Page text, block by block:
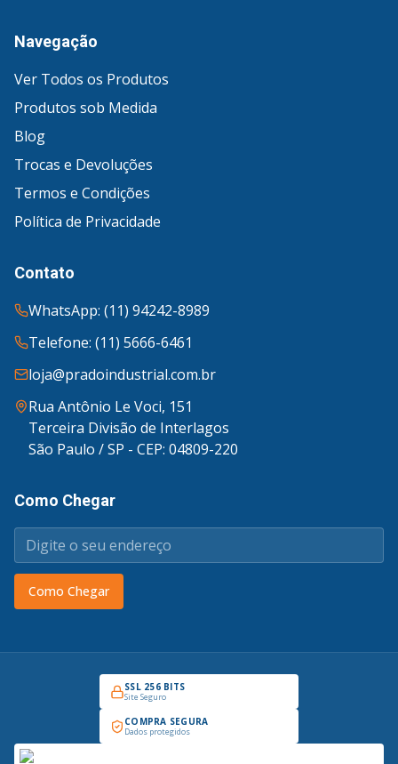
Navegação
Ver Todos os Produtos
Produtos sob Medida
Blog
Trocas e Devoluções
Termos e Condições
Política de Privacidade
Contato
WhatsApp: (11) 94242-8989
Telefone: (11) 5666-6461
loja@pradoindustrial.com.br
Rua Antônio Le Voci, 151
Terceira Divisão de Interlagos
São Paulo / SP - CEP: 04809-220
Como Chegar
Como Chegar
SSL 256 BITS
Site Seguro
COMPRA SEGURA
Dados protegidos